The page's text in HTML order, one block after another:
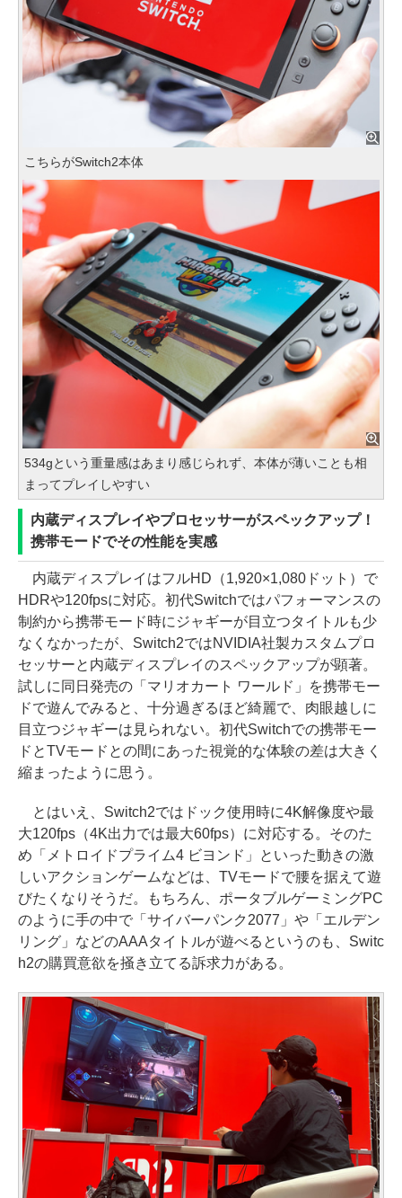
こちらがSwitch2本体
534gという重量感はあまり感じられず、本体が薄いことも相
まってプレイしやすい
内蔵ディスプレイやプロセッサーがスペックアップ！
携帯モードでその性能を実感
内蔵ディスプレイはフルHD（1,920×1,080ドット）で
HDRや120fpsに対応。初代Switchではパフォーマンスの
制約から携帯モード時にジャギーが目立つタイトルも少
なくなかったが、Switch2ではNVIDIA社製カスタムプロ
セッサーと内蔵ディスプレイのスペックアップが顕著。
試しに同日発売の「マリオカート ワールド」を携帯モー
ドで遊んでみると、十分過ぎるほど綺麗で、肉眼越しに
目立つジャギーは見られない。初代Switchでの携帯モー
ドとTVモードとの間にあった視覚的な体験の差は大きく
縮まったように思う。
とはいえ、Switch2ではドック使用時に4K解像度や最
大120fps（4K出力では最大60fps）に対応する。そのた
め「メトロイドプライム4 ビヨンド」といった動きの激
しいアクションゲームなどは、TVモードで腰を据えて遊
びたくなりそうだ。もちろん、ポータブルゲーミングPC
のように手の中で「サイバーパンク2077」や「エルデン
リング」などのAAAタイトルが遊べるというのも、Switc
h2の購買意欲を掻き立てる訴求力がある。